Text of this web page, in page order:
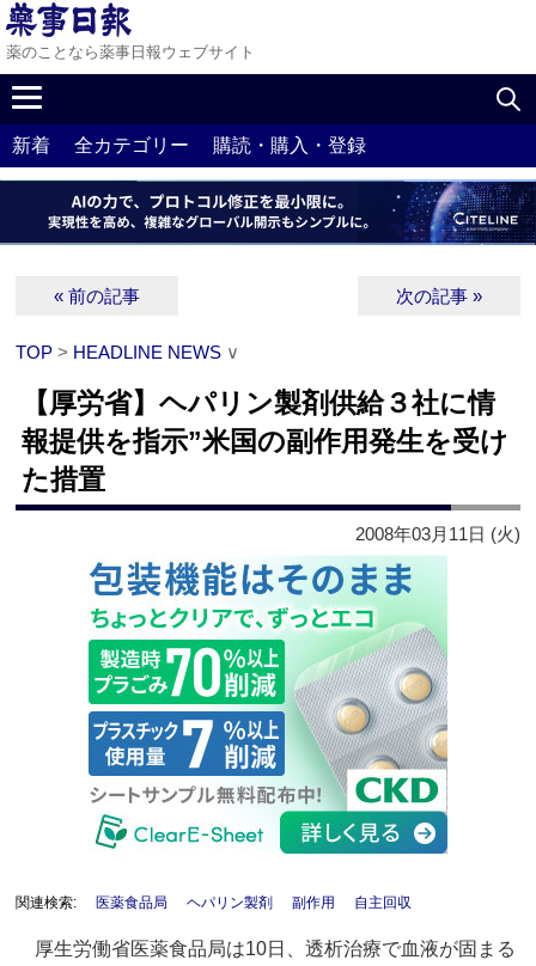
薬のことなら薬事日報ウェブサイト
新着 全カテゴリー 購読・購入・登録
« 前の記事 次の記事 »
TOP > HEADLINE NEWS ∨
【厚労省】ヘパリン製剤供給３社に情
報提供を指示”米国の副作用発生を受け
た措置
2008年03月11日 (火)
関連検索: 医薬食品局 ヘパリン製剤 副作用 自主回収
厚生労働省医薬食品局は10日、透析治療で血液が固まる